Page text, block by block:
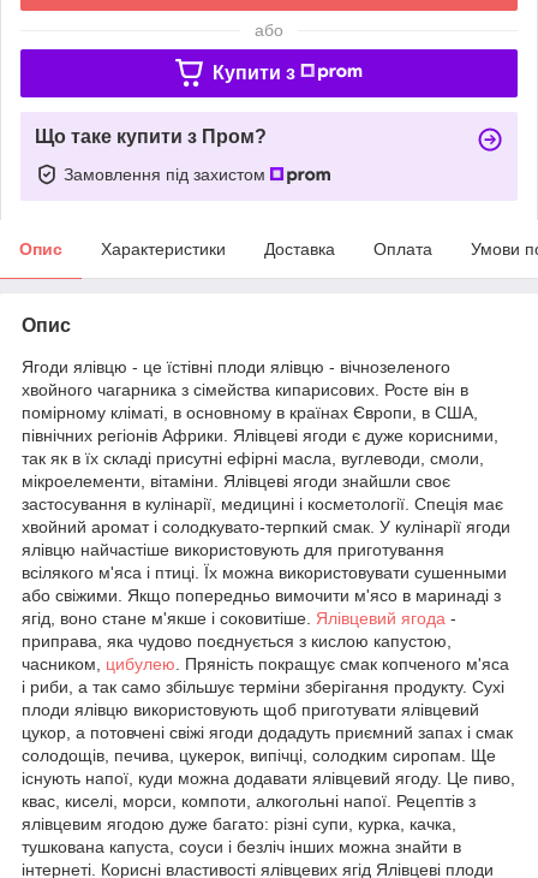
або
Купити з
Що таке купити з Пром?
Замовлення під захистом
Опис Характеристики Доставка Оплата Умови
Опис
Ягоди ялівцю - це їстівні плоди ялівцю - вічнозеленого
хвойного чагарника з сімейства кипарисових. Росте він в
помірному кліматі, в основному в країнах Європи, в США,
північних регіонів Африки. Ялівцеві ягоди є дуже корисними,
так як в їх складі присутні ефірні масла, вуглеводи, смоли,
мікроелементи, вітаміни. Ялівцеві ягоди знайшли своє
застосування в кулінарії, медицині і косметології. Спеція має
хвойний аромат і солодкувато-терпкий смак. У кулінарії ягоди
ялівцю найчастіше використовують для приготування
всілякого м'яса і птиці. Їх можна використовувати сушенными
або свіжими. Якщо попередньо вимочити м'ясо в маринаді з
ягід, воно стане м'якше і соковитіше. Ялівцевий ягода -
приправа, яка чудово поєднується з кислою капустою,
часником, цибулею . Пряність покращує смак копченого м'яса
і риби, а так само збільшує терміни зберігання продукту. Сухі
плоди ялівцю використовують щоб приготувати ялівцевий
цукор, а потовчені свіжі ягоди додадуть приємний запах і смак
солодощів, печива, цукерок, випічці, солодким сиропам. Ще
існують напої, куди можна додавати ялівцевий ягоду. Це пиво,
квас, киселі, морси, компоти, алкогольні напої. Рецептів з
ялівцевим ягодою дуже багато: різні супи, курка, качка,
тушкована капуста, соуси і безліч інших можна знайти в
інтернеті. Корисні властивості ялівцевих ягід Ялівцеві плоди